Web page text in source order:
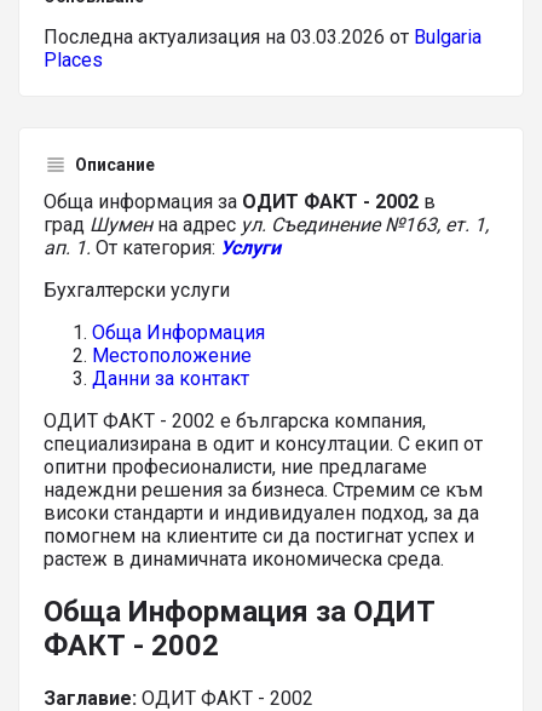
Последна актуализация на 03.03.2026 от Bulgaria
Places
Описание
Обща информация за ОДИТ ФАКТ - 2002 в
град Шумен на адрес ул. Съединение №163, ет. 1,
ап. 1. От категория: Услуги
Бухгалтерски услуги
Обща Информация
Местоположение
Данни за контакт
ОДИТ ФАКТ - 2002 е българска компания,
специализирана в одит и консултации. С екип от
опитни професионалисти, ние предлагаме
надеждни решения за бизнеса. Стремим се към
високи стандарти и индивидуален подход, за да
помогнем на клиентите си да постигнат успех и
растеж в динамичната икономическа среда.
Обща Информация за ОДИТ
ФАКТ - 2002
Заглавие: ОДИТ ФАКТ - 2002